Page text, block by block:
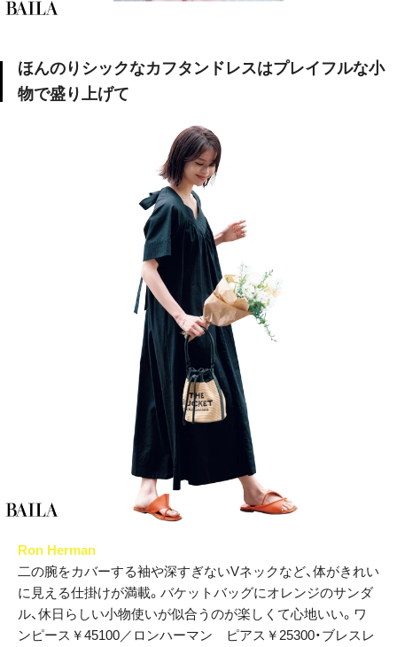
ほんのりシックなカフタンドレスはプレイフルな小
物で盛り上げて
Ron Herman
二の腕をカバーする袖や深すぎないVネックなど、体がきれい
に見える仕掛けが満載。バケットバッグにオレンジのサンダ
ル、休日らしい小物使いが似合うのが楽しくて心地いい。ワ
ンピース￥45100／ロンハーマン ピアス￥25300・ブレスレ